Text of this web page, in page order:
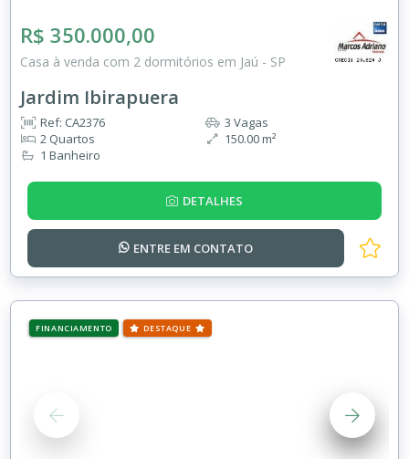
R$ 350.000,00
Casa à venda com 2 dormitórios em Jaú - SP
Jardim Ibirapuera
Ref: CA2376
2 Quartos
1 Banheiro
3 Vagas
150.00 m²
DETALHES
ENTRE EM CONTATO
FINANCIAMENTO DESTAQUE